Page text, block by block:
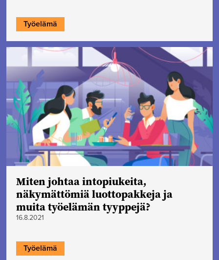
Työelämä
Miten johtaa intopiukeita,
näkymättömiä luottopakkeja ja
muita työelämän tyyppejä?
16.8.2021
Työelämä